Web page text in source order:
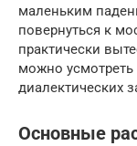
маленьким
повернуться к
практически
можно усмотреть
диалектических
Основные